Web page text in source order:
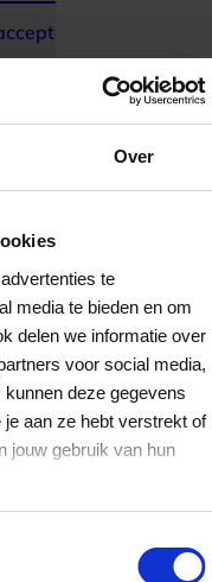
Over
te
media te bieden en om
delen we informatie over
voor social media,
deze gegevens
aan ze hebt verstrekt of
jouw gebruik van hun
meegeeft.